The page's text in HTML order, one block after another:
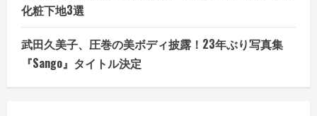
化粧下地3選
武田久美子、圧巻の美ボディ披露！23年ぶり写真集
『Sango』タイトル決定